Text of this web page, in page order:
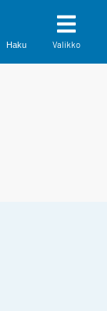
Haku Valikko